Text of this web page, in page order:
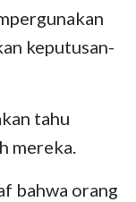
keputusan-
tahu
mereka.
bahwa orang